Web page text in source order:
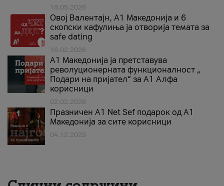
18.05.2026
Овој Валентајн, A1 Македонија и 6
скопски кафулиња ја отворија темата за
safe dating
16.02.2026
А1 Македонија ја претставува
револуционерната функционалност „
Подари на пријател“ за А1 Алфа
корисници
02.02.2026
Празничен A1 Net Sеf подарок од А1
Македонија за сите корисници
04.12.2025